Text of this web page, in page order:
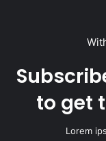
to get
Lorem